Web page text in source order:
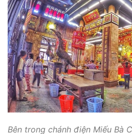
Bên trong chánh điện Miếu Bà